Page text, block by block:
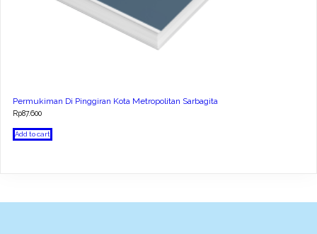
Permukiman Di Pinggiran Kota Metropolitan Sarbagita
Rp87.600
Add to cart